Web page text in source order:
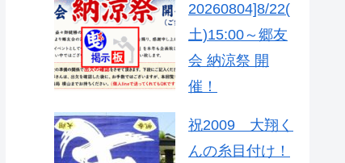
20260804]8/22(
土)15:00～郷友
会 納涼祭 開
催！
祝2009 大翔く
んの糸目付け！